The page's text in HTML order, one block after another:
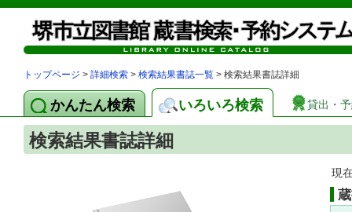
トップページ > 詳細検索 > 検索結果書誌一覧 > 検索結果書誌詳細
かんたん検索 いろいろ検索 貸出・
検索結果書誌詳細
現